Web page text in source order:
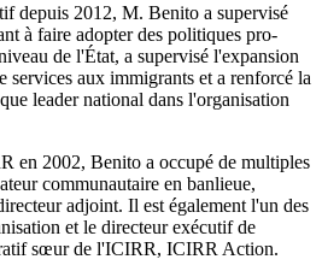
depuis 2012, M. Benito a supervisé
à faire adopter des politiques pro-
de l'État, a supervisé l'expansion
services aux immigrants et a renforcé la
leader national dans l'organisation
en 2002, Benito a occupé de multiples
communautaire en banlieue,
adjoint. Il est également l'un des
et le directeur exécutif de
sœur de l'ICIRR, ICIRR Action.